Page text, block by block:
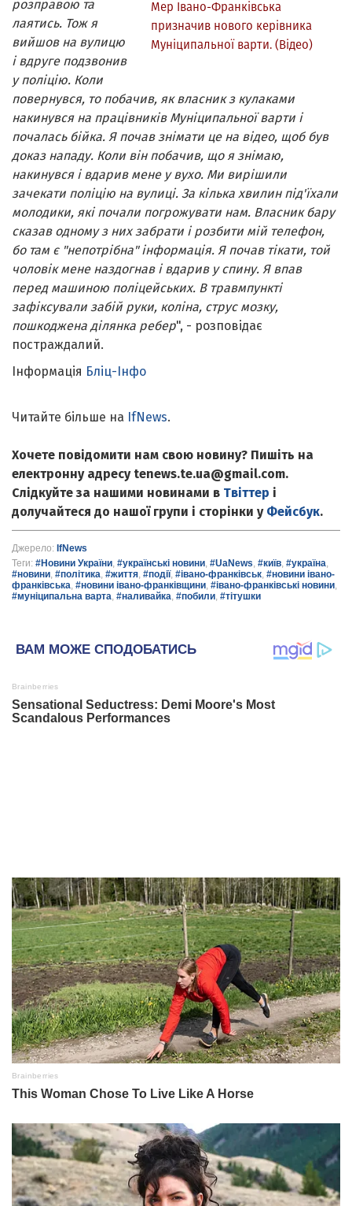
Мер Івано-Франківська
призначив нового керівника
Муніципальної варти. (Відео)
розправою та
лаятись. Тож я
вийшов на вулицю
і вдруге подзвонив
у поліцію. Коли
повернувся, то побачив, як власник з кулаками
накинувся на працівників Муніципальної варти і
почалась бійка. Я почав знімати це на відео, щоб був
доказ нападу. Коли він побачив, що я знімаю,
накинувся і вдарив мене у вухо. Ми вирішили
зачекати поліцію на вулиці. За кілька хвилин під'їхали
молодики, які почали погрожувати нам. Власник бару
сказав одному з них забрати і розбити мій телефон,
бо там є "непотрібна" інформація. Я почав тікати, той
чоловік мене наздогнав і вдарив у спину. Я впав
перед машиною поліцейських. В травмпункті
зафіксували забій руки, коліна, струс мозку,
пошкоджена ділянка ребер", - розповідає
постраждалий.
Інформація Бліц-Інфо
Читайте більше на IfNews.
Хочете повідомити нам свою новину? Пишіть на
електронну адресу tenews.te.ua@gmail.com.
Слідкуйте за нашими новинами в Твіттер і
долучайтеся до нашої групи і сторінки у Фейсбук.
Джерело: IfNews
Теги: #Новини України, #українські новини, #UaNews, #київ, #україна,
#новини, #політика, #життя, #події, #івано-франківськ, #новини івано-
франківська, #новини івано-франківщини, #івано-франківські новини,
#муніципальна варта, #наливайка, #побили, #тітушки